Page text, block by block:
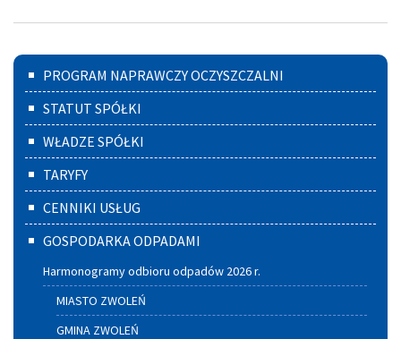
Menu
boczne
PROGRAM NAPRAWCZY OCZYSZCZALNI
STATUT SPÓŁKI
WŁADZE SPÓŁKI
TARYFY
CENNIKI USŁUG
GOSPODARKA ODPADAMI
Harmonogramy odbioru odpadów 2026 r.
MIASTO ZWOLEŃ
GMINA ZWOLEŃ